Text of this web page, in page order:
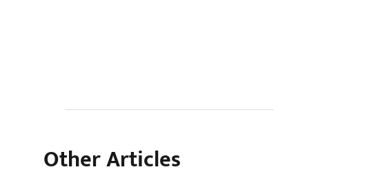
Other Articles